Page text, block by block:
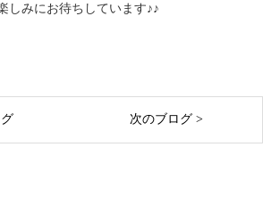
みにお待ちしています♪♪
次のブログ >